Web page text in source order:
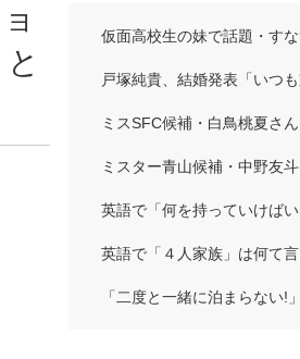
仮面高校生の妹で話題・す
戸塚純貴、結婚発表「いつ
ミスSFC候補・白鳥桃夏さ
ミスター青山候補・中野友
英語で「何を持っていけば
英語で「４人家族」は何て
「二度と一緒に泊まらない!